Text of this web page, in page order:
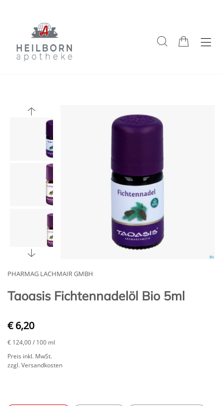
PHARMAG LACHMAIR GMBH
Taoasis Fichtennadelöl Bio 5ml
€ 6,20
€ 124,00/ 100 ml
Preis inkl. MwSt.
zzgl. Versandkosten